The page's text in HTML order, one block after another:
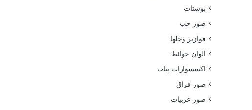
بوستات
صور حب
فوازير وحلها
الوان حوائط
اكسسوارات بنات
صور فراق
صور عربيات